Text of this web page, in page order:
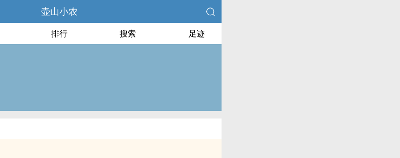
壶山小农
排行 搜索 足迹